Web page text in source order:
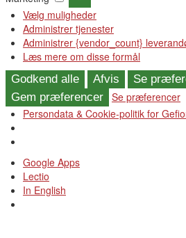
Vælg muligheder
Administrer tjenester
Administrer {vendor_count}
Læs mere om disse formål
Godkend alle Afvis
Se
Gem præferencer
Se præferencer
Persondata & Cookie-politik for
Videre
til
indhold
Google Apps
Lectio
In English